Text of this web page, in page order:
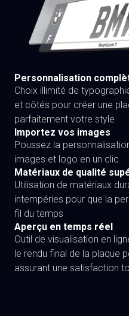
Personnalisation
Choix illimité de
et côtés pour créer une
parfaitement votre style
Importez vos images
Poussez la
images et logo en un clic
Matériaux de qualité
Utilisation de matériaux
intempéries pour que la
fil du temps
Aperçu en temps réel
Outil de visualisation en
le rendu final de la plaque
assurant une satisfaction